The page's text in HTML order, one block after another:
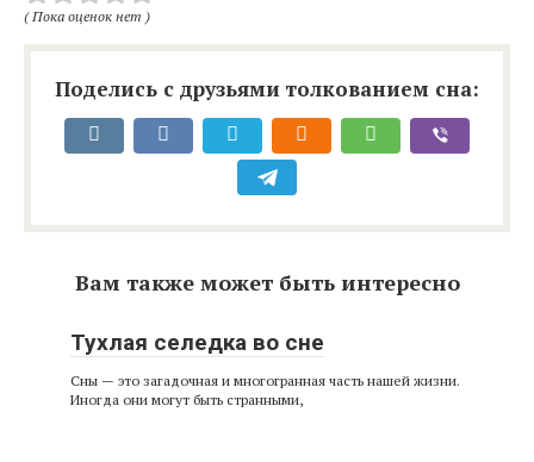
( Пока оценок нет )
Поделись с друзьями толкованием сна:
Вам также может быть интересно
Тухлая селедка во сне
Сны — это загадочная и многогранная часть нашей жизни.
Иногда они могут быть странными,